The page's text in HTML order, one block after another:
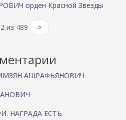
орден Красной Звезды
2 из 489 >
АШРАФЬЯНОВИЧ
НАГРАДА ЕСТЬ.